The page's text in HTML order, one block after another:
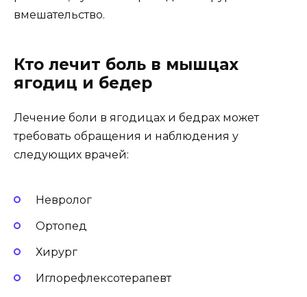
вмешательство.
Кто лечит боль в мышцах
ягодиц и бедер
Лечение боли в ягодицах и бедрах может
требовать обращения и наблюдения у
следующих врачей:
Невролог
Ортопед
Хирург
Иглорефлексотерапевт